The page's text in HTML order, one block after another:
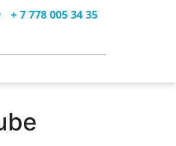
+ 7 778 005 34 35